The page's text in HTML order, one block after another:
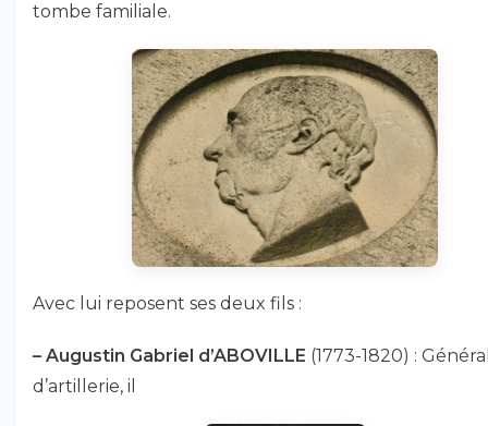
tombe familiale.
Avec lui reposent ses deux fils :
– Augustin Gabriel d’ABOVILLE (1773-1820) :
d’artillerie, il